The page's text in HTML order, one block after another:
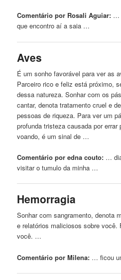
Comentário por Rosali Aguiar: …
que encontro aí a saia …
Aves
É um sonho favorável para ver as
Parceiro rico e feliz está próximo,
dessa natureza. Sonhar com os
cantar, denota tratamento cruel e
pessoas de riqueza. Para ver um
profunda tristeza causada por errar
voando, é um sinal de …
Comentário por edna couto: …
visitar o tumulo da minha …
Hemorragia
Sonhar com sangramento, denota
e relatórios maliciosos sobre você.
você. …
Comentário por Milena: … ficou